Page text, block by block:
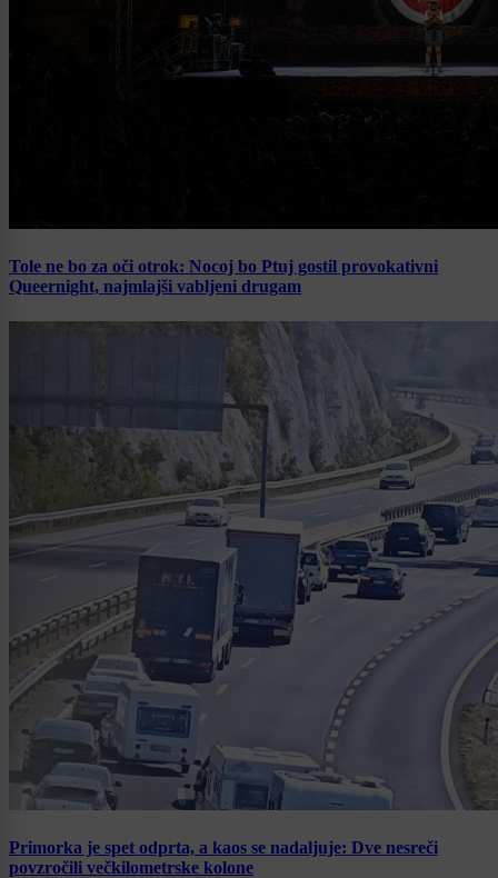
Tole ne bo za oči otrok: Nocoj bo Ptuj gostil provokativni
Queernight, najmlajši vabljeni drugam
Primorka je spet odprta, a kaos se nadaljuje: Dve nesreči
povzročili večkilometrske kolone